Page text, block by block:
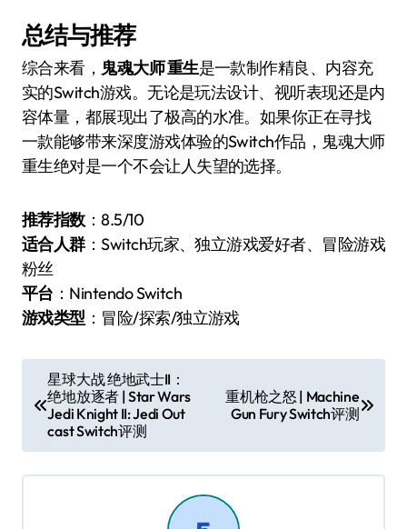
总结与推荐
综合来看， 鬼魂大师 重生是一款制作精良、内容充
实的Switch游戏。无论是玩法设计、视听表现还是内
容体量，都展现出了极高的水准。如果你正在寻找
一款能够带来深度游戏体验的Switch作品，鬼魂大师
重生绝对是一个不会让人失望的选择。
推荐指数：8.5/10
适合人群：Switch玩家、独立游戏爱好者、冒险游戏
粉丝
平台 ：Nintendo Switch
游戏类型 ：冒险/探索/独立游戏
章
星球大战 绝地武士II：
绝地放逐者 | Star Wars
Jedi Knight II: Jedi Out
cast Switch评测
重机枪之怒 | Machine
Gun Fury Switch评测